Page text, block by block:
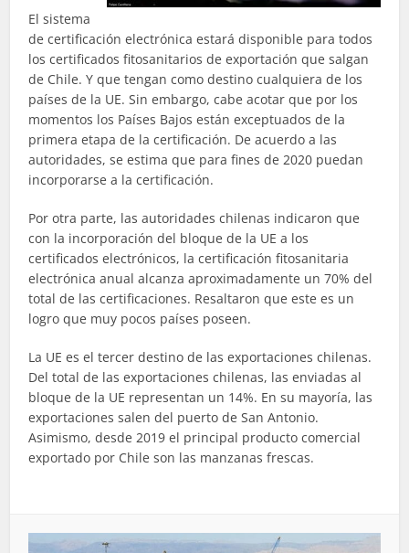
El sistema
de certificación electrónica estará disponible para todos
los certificados fitosanitarios de exportación que salgan
de Chile. Y que tengan como destino cualquiera de los
países de la UE. Sin embargo, cabe acotar que por los
momentos los Países Bajos están exceptuados de la
primera etapa de la certificación. De acuerdo a las
autoridades, se estima que para fines de 2020 puedan
incorporarse a la certificación.
Por otra parte, las autoridades chilenas indicaron que
con la incorporación del bloque de la UE a los
certificados electrónicos, la certificación fitosanitaria
electrónica anual alcanza aproximadamente un 70% del
total de las certificaciones. Resaltaron que este es un
logro que muy pocos países poseen.
La UE es el tercer destino de las exportaciones chilenas.
Del total de las exportaciones chilenas, las enviadas al
bloque de la UE representan un 14%. En su mayoría, las
exportaciones salen del puerto de San Antonio.
Asimismo, desde 2019 el principal producto comercial
exportado por Chile son las manzanas frescas.